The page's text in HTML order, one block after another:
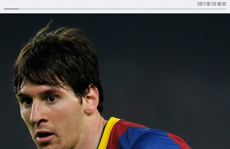
2011/05/28 08:00